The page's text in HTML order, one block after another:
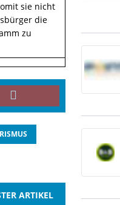
sie nicht
die
zu
ARTIKEL